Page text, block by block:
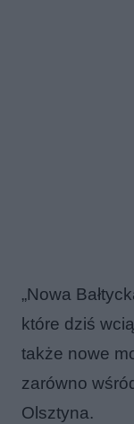
„Nowa
które dziś
także nowe
zarówno
Olsztyna.